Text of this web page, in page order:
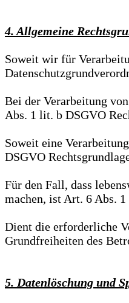
4. Allgemeine
Soweit wir für
Bei der Verarbeitung
Abs. 1 lit. b DSGVO
Soweit eine
DSGVO
Für den Fall, dass
machen, ist Art. 6 Abs.
Dient die erforderliche
Grundfreiheiten des
5. Datenlöschung und